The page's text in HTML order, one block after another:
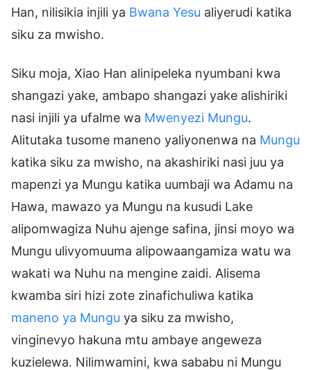
Han, nilisikia injili ya Bwana Yesu aliyerudi katika
siku za mwisho.
Siku moja, Xiao Han alinipeleka nyumbani kwa
shangazi yake, ambapo shangazi yake alishiriki
nasi injili ya ufalme wa Mwenyezi Mungu.
Alitutaka tusome maneno yaliyonenwa na Mungu
katika siku za mwisho, na akashiriki nasi juu ya
mapenzi ya Mungu katika uumbaji wa Adamu na
Hawa, mawazo ya Mungu na kusudi Lake
alipomwagiza Nuhu ajenge safina, jinsi moyo wa
Mungu ulivyomuuma alipowaangamiza watu wa
wakati wa Nuhu na mengine zaidi. Alisema
kwamba siri hizi zote zinafichuliwa katika
maneno ya Mungu ya siku za mwisho,
vinginevyo hakuna mtu ambaye angeweza
kuzielewa. Nilimwamini, kwa sababu ni Mungu